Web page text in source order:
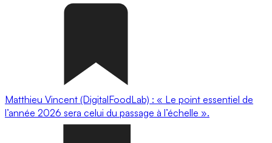
Matthieu Vincent (DigitalFoodLab) : « Le point essentiel de
l’année 2026 sera celui du passage à l’échelle ».